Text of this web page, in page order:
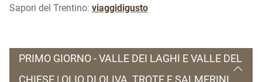
Sapori del Trentino: viaggidigusto
PRIMO GIORNO - VALLE DEI LAGHI E VALLE DEL
CHIESE | OLIO DI OLIVA, TROTE E SALMERINI